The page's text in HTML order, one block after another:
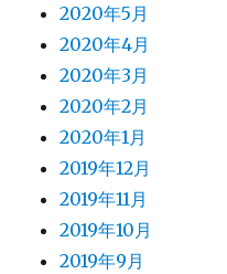
2020年5月
2020年4月
2020年3月
2020年2月
2020年1月
2019年12月
2019年11月
2019年10月
2019年9月